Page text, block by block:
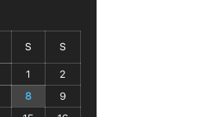
S S
1
2
8
9